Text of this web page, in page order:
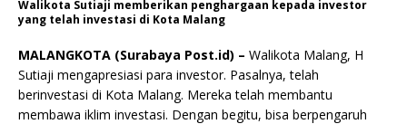
Walikota Sutiaji memberikan penghargaan kepada investor
yang telah investasi di Kota Malang
MALANGKOTA (Surabaya Post.id) – Walikota Malang, H
Sutiaji mengapresiasi para investor. Pasalnya, telah
berinvestasi di Kota Malang. Mereka telah membantu
membawa iklim investasi. Dengan begitu, bisa berpengaruh